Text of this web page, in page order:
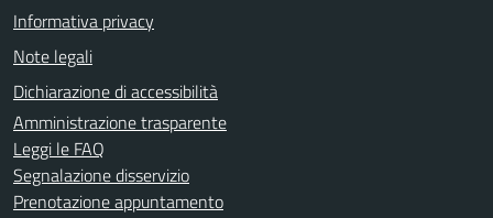
Informativa privacy
Note legali
Dichiarazione di accessibilità
Amministrazione trasparente
Leggi le FAQ
Segnalazione disservizio
Prenotazione appuntamento